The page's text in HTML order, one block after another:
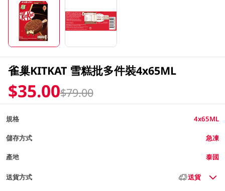
雀巢KITKAT 雪糕批多件裝4x65ML
$35.00$79.00
規格 4x65ML
儲存方式 急凍
產地 泰國
送貨方式 送貨